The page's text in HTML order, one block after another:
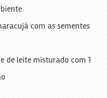
com as sementes
de leite misturado com 1